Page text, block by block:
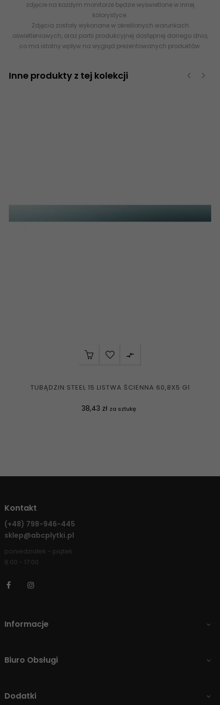
zdjęcie na każdym monitorze będzie wyświetlone w innej
kolorystyce.
Zdjęcia zostały wykonane w określonych warunkach
oświetleniowych, oraz partii produkcyjnej dostępnej danego dnia,
co ma istotny wpływ na wygląd prezentowanych produktów.
Inne produkty z tej kolekcji

TUBĄDZIN STEEL 15 LISTWA ŚCIENNA 60,8X5 G1
Cena
38,43 zł za sztukę
Kontakt
(+48) 798-946-445
sklep@abcplytki.pl
poniedziałek - piątek
8:00 - 17:00
Facebook
Informacje 
Biuro Obsługi 
Dodatki 